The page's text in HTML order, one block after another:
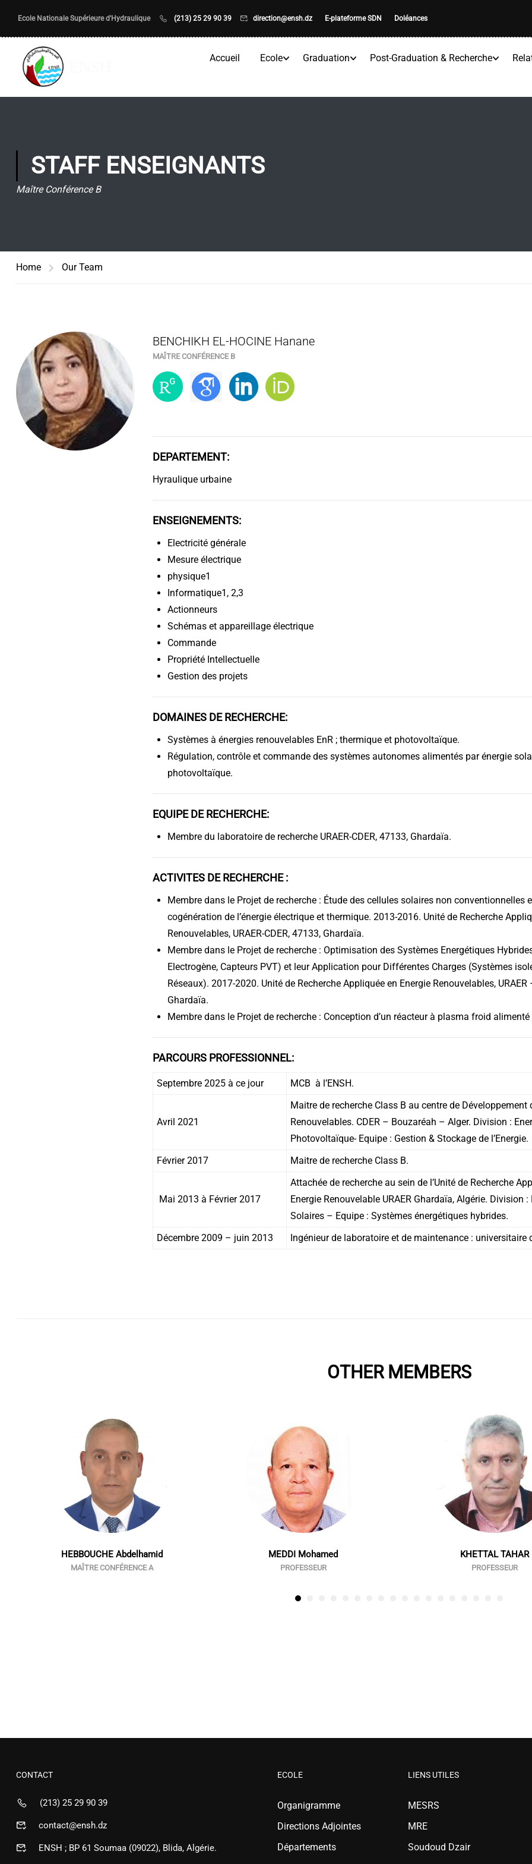
Ecole Nationale Supérieure d'Hydraulique (213) 25 29 90 39 direction@ensh.dz E-plateforme SDN Doléances
Accueil Ecole Graduation Post-Graduation & Recherche
STAFF ENSEIGNANTS
Maître Conférence B
Home Our Team
BENCHIKH EL-HOCINE Hanane
MAÎTRE CONFÉRENCE B
DEPARTEMENT:
Hyraulique urbaine
ENSEIGNEMENTS:
Electricité générale
Mesure électrique
physique1
Informatique1, 2,3
Actionneurs
Schémas et appareillage électrique
Commande
Propriété Intellectuelle
Gestion des projets
DOMAINES DE RECHERCHE:
Systèmes à énergies renouvelables EnR ; thermique et photovoltaïque.
Régulation, contrôle et commande des systèmes autonomes alimentés par énergie
photovoltaïque.
EQUIPE DE RECHERCHE:
Membre du laboratoire de recherche URAER-CDER, 47133, Ghardaïa.
ACTIVITES DE RECHERCHE :
Membre dans le Projet de recherche : Étude des cellules solaires non conventionnelles
cogénération de l’énergie électrique et thermique. 2013-2016. Unité de Recherche
Renouvelables, URAER-CDER, 47133, Ghardaïa.
Membre dans le Projet de recherche : Optimisation des Systèmes Energétiques
Electrogène, Capteurs PVT) et leur Application pour Différentes Charges (Systèmes
Réseaux). 2017-2020. Unité de Recherche Appliquée en Energie Renouvelables, URAER
Ghardaïa.
Membre dans le Projet de recherche : Conception d’un réacteur à plasma froid
PARCOURS PROFESSIONNEL:
Septembre 2025 à ce jour MCB à l’ENSH.
Avril 2021
Maitre de recherche Class B au centre de Développement
Renouvelables. CDER – Bouzaréah – Alger. Division :
Photovoltaïque- Equipe : Gestion & Stockage de l’Energie.
Février 2017
Maitre de recherche Class B.
Mai 2013 à Février 2017
Attachée de recherche au sein de l’Unité de Recherche
Energie Renouvelable URAER Ghardaïa, Algérie. Division
Solaires – Equipe : Systèmes énergétiques hybrides.
Décembre 2009 – juin 2013
Ingénieur de laboratoire et de maintenance : universitaire
OTHER MEMBERS
HEBBOUCHE Abdelhamid
MAÎTRE CONFÉRENCE A
MEDDI Mohamed
PROFESSEUR
KHETTAL TAHAR
PROFESSEUR
CONTACT
(213) 25 29 90 39
contact@ensh.dz
ENSH ; BP 61 Soumaa (09022), Blida, Algérie.
ECOLE
Organigramme
Directions Adjointes
Départements
LIENS UTILES
MESRS
MRE
Soudoud Dzair